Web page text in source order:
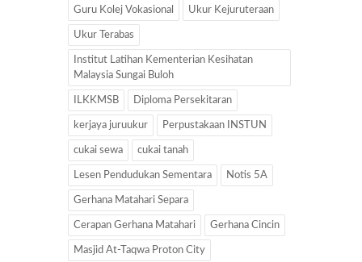
Guru Kolej Vokasional Ukur Kejuruteraan
Ukur Terabas
Institut Latihan Kementerian Kesihatan
Malaysia Sungai Buloh
ILKKMSB Diploma Persekitaran
kerjaya juruukur Perpustakaan INSTUN
cukai sewa cukai tanah
Lesen Pendudukan Sementara Notis 5A
Gerhana Matahari Separa
Cerapan Gerhana Matahari Gerhana Cincin
Masjid At-Taqwa Proton City